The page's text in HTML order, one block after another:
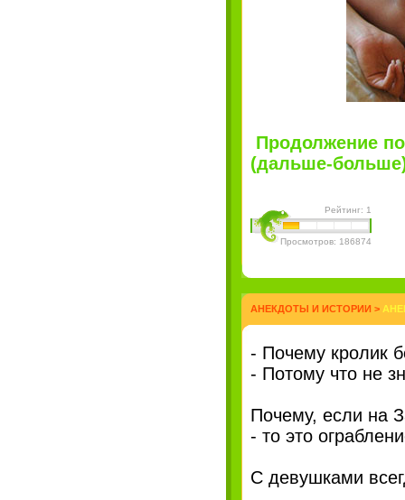
Продолжение
(дальше-
Рейтинг: 1
Просмотров: 186874
АНЕКДОТЫ И ИСТОРИИ >
- Почему кролик
- Потому что не
Почему, если на
- то это
С девушками